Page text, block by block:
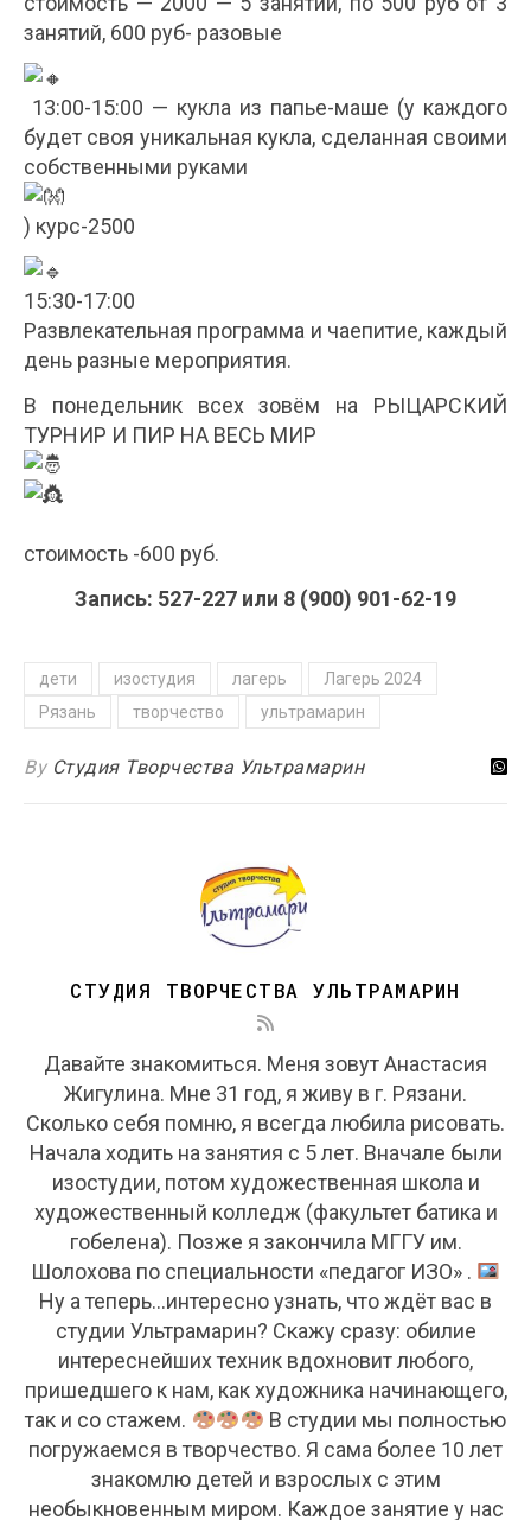
занятий, 600 руб- разовые
13:00-15:00 — кукла из папье-маше (у каждого
будет своя уникальная кукла, сделанная своими
собственными руками
) курс-2500
15:30-17:00
Развлекательная программа и чаепитие, каждый
день разные мероприятия.
В понедельник всех зовём на РЫЦАРСКИЙ
ТУРНИР И ПИР НА ВЕСЬ МИР
стоимость -600 руб.
Запись: 527-227 или 8 (900) 901-62-19
дети изостудия лагерь
Лагерь 2024
Рязань
творчество ультрамарин
By Студия Творчества Ультрамарин
СТУДИЯ ТВОРЧЕСТВА УЛЬТРАМАРИН
Давайте знакомиться. Меня зовут Анастасия
Жигулина. Мне 31 год, я живу в г. Рязани.
Сколько себя помню, я всегда любила рисовать.
Начала ходить на занятия с 5 лет. Вначале были
изостудии, потом художественная школа и
художественный колледж (факультет батика и
гобелена). Позже я закончила МГГУ им.
Шолохова по специальности «педагог ИЗО» .
Ну а теперь...интересно узнать, что ждёт вас в
студии Ультрамарин? Скажу сразу: обилие
интереснейших техник вдохновит любого,
пришедшего к нам, как художника начинающего,
так и со стажем.
В студии мы полностью
погружаемся в творчество. Я сама более 10 лет
знакомлю детей и взрослых с этим
необыкновенным миром. Каждое занятие у нас